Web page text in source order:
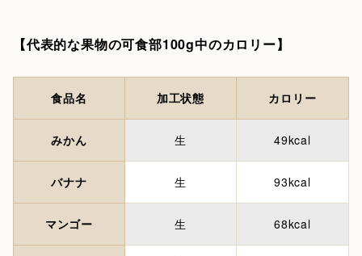
【代表的な果物の可食部100g中のカロリー】
食品名 加工状態 カロリー
みかん 生 49kcal
バナナ 生 93kcal
マンゴー 生 68kcal